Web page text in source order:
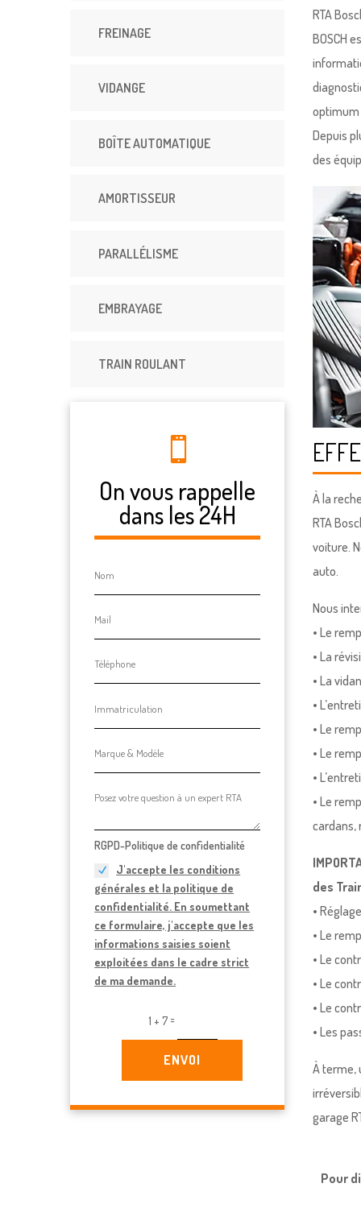
FREINAGE
VIDANGE
BOÎTE AUTOMATIQUE
AMORTISSEUR
PARALLÉLISME
EMBRAYAGE
TRAIN ROULANT
On vous rappelle
dans les 24H
RGPD-Politique de confidentialité
J'accepte les conditions
générales et la politique de
confidentialité. En soumettant
ce formulaire, j'accepte que les
informations saisies soient
exploitées dans le cadre strict
de ma demande.
1 + 7=
ENVOI
RTA
BOSCH
optimum
Depuis
des
À la
RTA
voiture.
auto.
Nous
• Le
• La
• La
•
• Le
• Le
•
• Le
cardans,
des
•
• Le
• Le
• Le
• Le
• Les
À terme,
garage
Pour